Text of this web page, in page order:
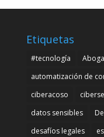
Etiquetas
#tecnología
automatización de
ciberacoso
datos sensibles
desafíos legales